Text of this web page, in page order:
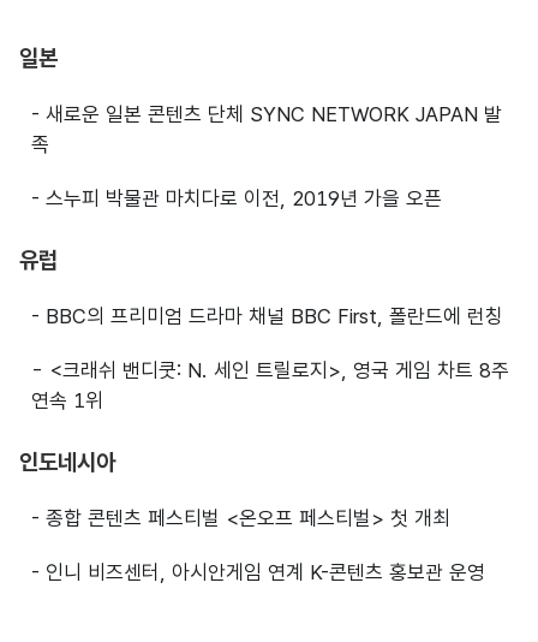
일본
- 새로운 일본 콘텐츠 단체 SYNC NETWORK JAPAN 발
족
- 스누피 박물관 마치다로 이전, 2019년 가을 오픈
유럽
- BBC의 프리미엄 드라마 채널 BBC First, 폴란드에 런칭
- <크래쉬 밴디쿳: N. 세인 트릴로지>, 영국 게임 차트 8주
연속 1위
인도네시아
- 종합 콘텐츠 페스티벌 <온오프 페스티벌> 첫 개최
- 인니 비즈센터, 아시안게임 연계 K-콘텐츠 홍보관 운영